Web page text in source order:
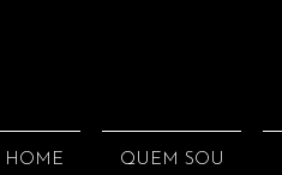
HOME QUEM SOU